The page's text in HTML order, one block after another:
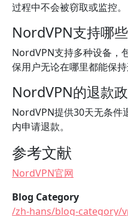
过程中不会被窃取或监控。
NordVPN支持哪
NordVPN支持多种设备，
保用户无论在哪里都能保持
NordVPN的退款
NordVPN提供30天无条件
内申请退款。
参考文献
NordVPN官网
Blog Category
/zh-hans/blog-category/